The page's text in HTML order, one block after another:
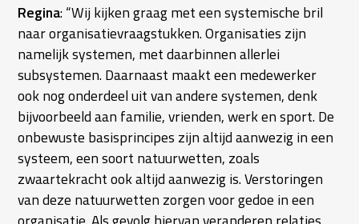
Regina: “Wij kijken graag met een systemische bril
naar organisatievraagstukken. Organisaties zijn
namelijk systemen, met daarbinnen allerlei
subsystemen. Daarnaast maakt een medewerker
ook nog onderdeel uit van andere systemen, denk
bijvoorbeeld aan familie, vrienden, werk en sport. De
onbewuste basisprincipes zijn altijd aanwezig in een
systeem, een soort natuurwetten, zoals
zwaartekracht ook altijd aanwezig is. Verstoringen
van deze natuurwetten zorgen voor gedoe in een